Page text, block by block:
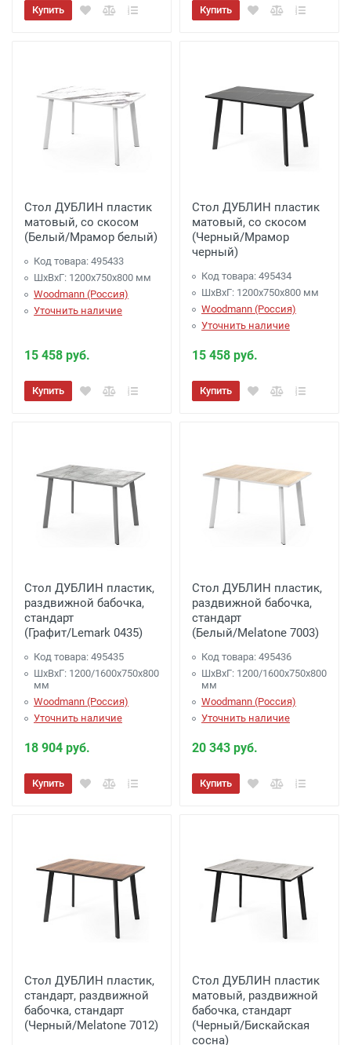
Купить Купить
Стол ДУБЛИН пластик
матовый, со скосом
(Белый/Мрамор белый)
Код товара: 495433
ШхВхГ: 1200х750х800 мм
Woodmann (Россия)
Уточнить наличие
15 458 руб.
Купить
Стол ДУБЛИН пластик
матовый, со скосом
(Черный/Мрамор
черный)
Код товара: 495434
ШхВхГ: 1200х750х800 мм
Woodmann (Россия)
Уточнить наличие
15 458 руб.
Купить
Стол ДУБЛИН пластик,
раздвижной бабочка,
стандарт
(Графит/Lemark 0435)
Код товара: 495435
ШхВхГ: 1200/1600х750х800
мм
Woodmann (Россия)
Уточнить наличие
18 904 руб.
Купить
Стол ДУБЛИН пластик,
раздвижной бабочка,
стандарт
(Белый/Melatone 7003)
Код товара: 495436
ШхВхГ: 1200/1600х750х800
мм
Woodmann (Россия)
Уточнить наличие
20 343 руб.
Купить
Стол ДУБЛИН пластик,
стандарт, раздвижной
бабочка, стандарт
(Черный/Melatone 7012)
Стол ДУБЛИН пластик
матовый, раздвижной
бабочка, стандарт
(Черный/Бискайская
сосна)